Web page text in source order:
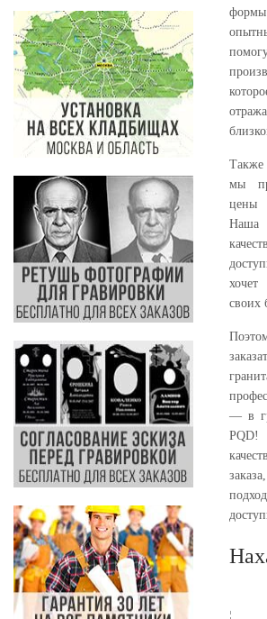
Также
мы
цены
хочет
своих
— в